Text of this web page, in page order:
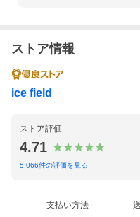
ストア情報
ice field
ストア評価
4.71
5,066件の評価を見る
支払い方法